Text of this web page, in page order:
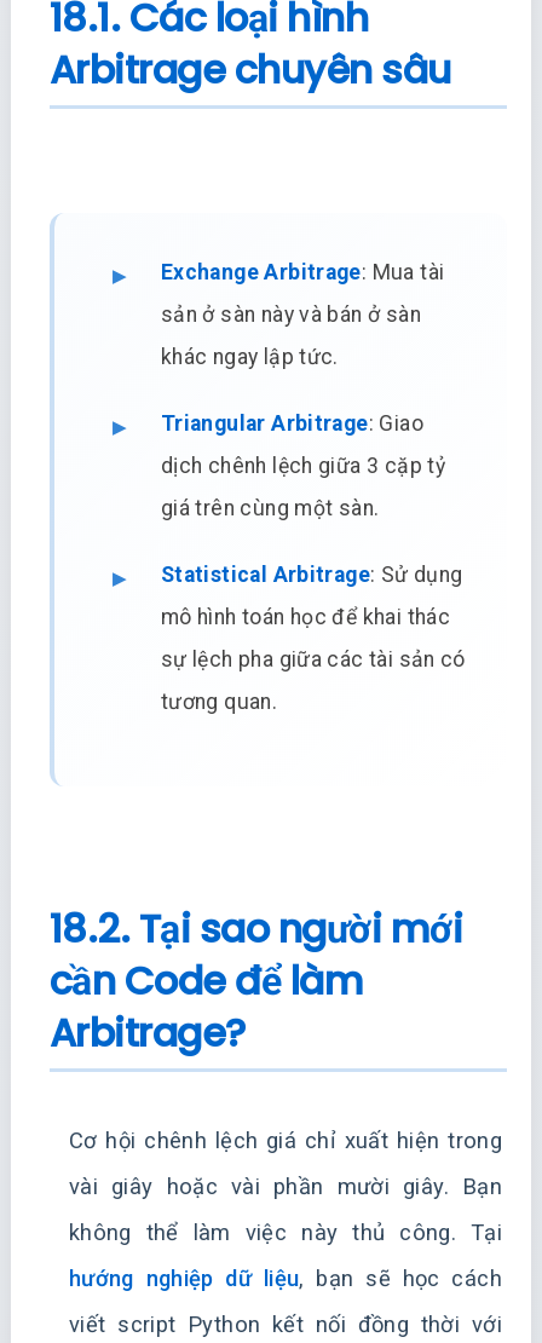
18.1. Các loại hình
Arbitrage chuyên sâu
Exchange Arbitrage: Mua tài
sản ở sàn này và bán ở sàn
khác ngay lập tức.
Triangular Arbitrage: Giao
dịch chênh lệch giữa 3 cặp tỷ
giá trên cùng một sàn.
Statistical Arbitrage: Sử dụng
mô hình toán học để khai thác
sự lệch pha giữa các tài sản có
tương quan.
18.2. Tại sao người mới
cần Code để làm
Arbitrage?
Cơ hội chênh lệch giá chỉ xuất hiện trong
vài giây hoặc vài phần mười giây. Bạn
không thể làm việc này thủ công. Tại
hướng nghiệp dữ liệu, bạn sẽ học cách
viết script Python kết nối đồng thời với